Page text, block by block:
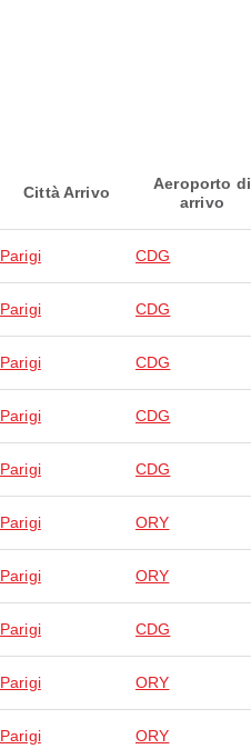
Città Arrivo
Aeroporto di
arrivo
Parigi CDG
Parigi CDG
Parigi CDG
Parigi CDG
Parigi CDG
Parigi ORY
Parigi ORY
Parigi CDG
Parigi ORY
Parigi ORY